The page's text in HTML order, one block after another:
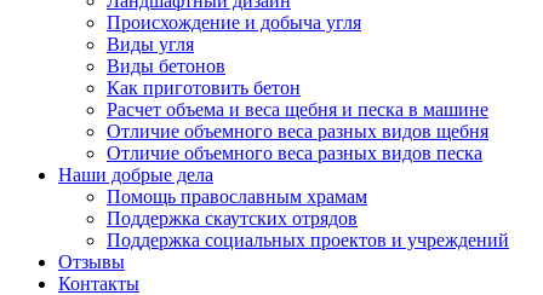
Происхождение и добыча угля
Виды угля
Виды бетонов
Как приготовить бетон
Расчет объема и веса щебня и песка в машине
Отличие объемного веса разных видов щебня
Отличие объемного веса разных видов песка
Наши добрые дела
Помощь православным храмам
Поддержка скаутских отрядов
Поддержка социальных проектов и учреждений
Отзывы
Контакты